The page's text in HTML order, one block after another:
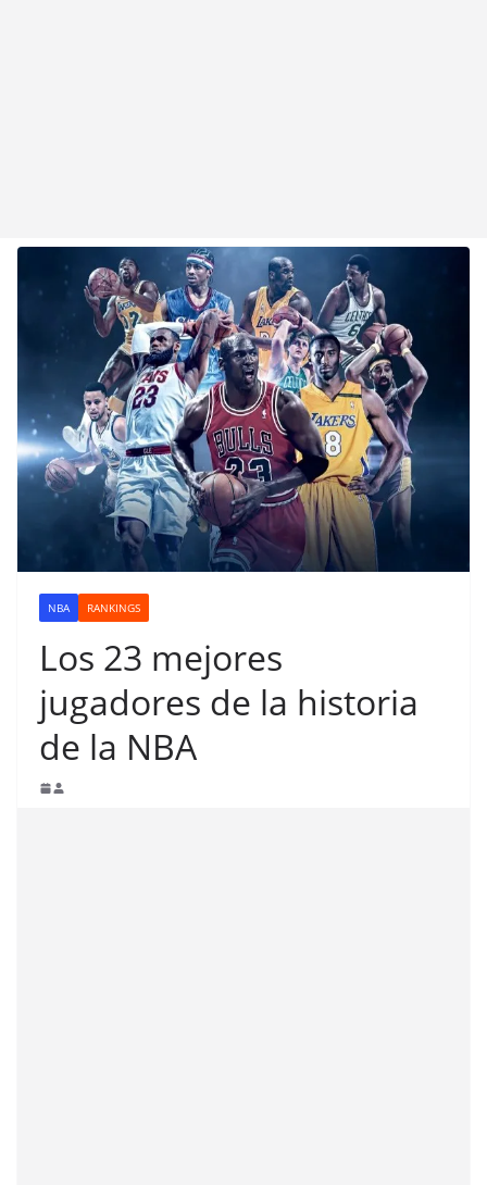
NBA RANKINGS
Los 23 mejores
jugadores de la historia
de la NBA